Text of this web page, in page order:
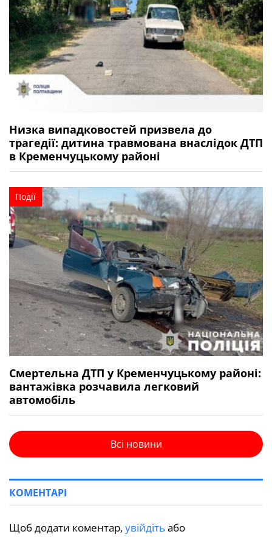
Низка випадковостей призвела до
трагедії: дитина травмована внаслідок ДТП
в Кременчуцькому районі
Події
Смертельна ДТП у Кременчуцькому районі:
вантажівка розчавила легковий
автомобіль
Всі новини
КОМЕНТАРІ
Щоб додати коментар, увійдіть або